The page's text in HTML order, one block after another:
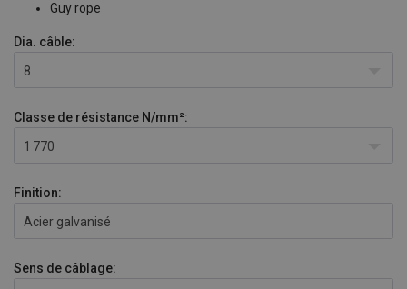
Guy rope
Dia. câble:
8
Classe de résistance N/mm²:
1 770
Finition:
Acier galvanisé
Sens de câblage: